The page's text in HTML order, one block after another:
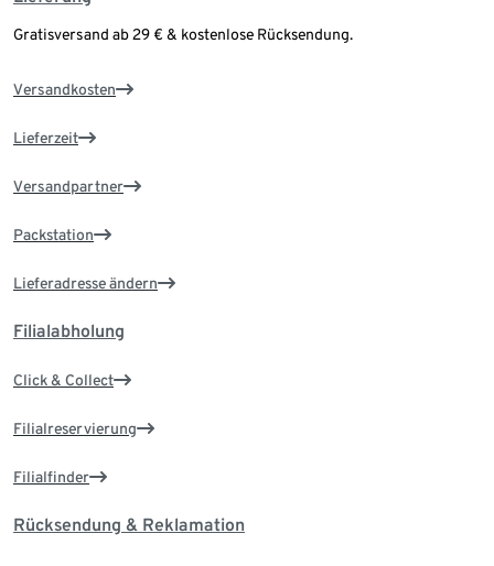
Gratisversand ab 29 € & kostenlose Rücksendung.
Versandkosten
Lieferzeit
Versandpartner
Packstation
Lieferadresse ändern
Filialabholung
Click & Collect
Filialreservierung
Filialfinder
Rücksendung & Reklamation